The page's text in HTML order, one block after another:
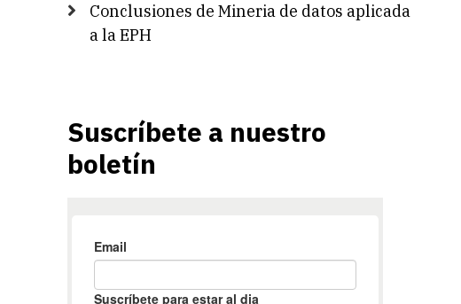
Conclusiones de Mineria de datos aplicada
a la EPH
Suscríbete a nuestro
boletín